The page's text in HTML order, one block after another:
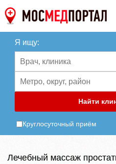
Я ищу:
Найти
Круглосуточный приём
Лечебный массаж